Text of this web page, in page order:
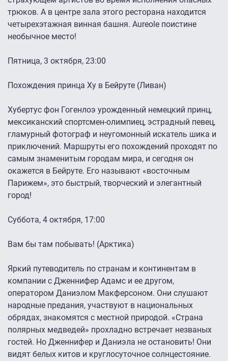
трюков. А в центре зала этого ресторана находится
четырехэтажная винная башня. Aureole поистине
необычное место!
Пятница, 3 октября, 23:00
Похождения принца Ху в Бейруте (Ливан)
Хубертус фон Гогенлоэ урожденный немецкий принц,
мексиканский спортсмен-олимпиец, эстрадный певец,
гламурный фотограф и неугомонный искатель шика и
приключений. Маршруты его похождений проходят по
самым знаменитым городам мира, и сегодня он
окажется в Бейруте. Его называют «восточным
Парижем», это быстрый, творческий и элегантный
город!
Суббота, 4 октября, 17:00
Вам бы там побывать! (Арктика)
Яркий путеводитель по странам и континентам в
компании с Дженнифер Адамс и ее другом,
оператором Даниэлом Макферсоном. Они слушают
народные предания, участвуют в национальных
обрядах, знакомятся с местной природой. «Страна
полярных медведей» прохладно встречает незваных
гостей. Но Дженнифер и Даниэла не остановить! Они
видят белых китов и круглосуточное солнцестояние.